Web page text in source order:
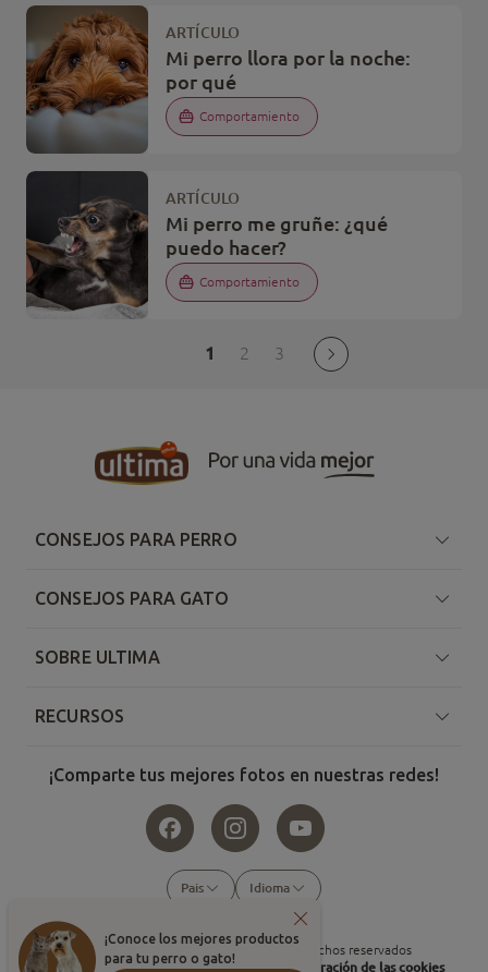
ARTÍCULO
Mi perro llora por la noche:
por qué
Comportamiento
ARTÍCULO
Mi perro me gruñe: ¿qué
puedo hacer?
Comportamiento
1 2 3
¡Conoce los mejores productos
para tu perro o gato!
CONSEJOS PARA PERRO
CONSEJOS PARA GATO
SOBRE ULTIMA
RECURSOS
¡Comparte tus mejores fotos en nuestras redes!
Pais Idioma
2026 , Affinity Petcare. Todos los derechos reservados
Condiciones de usoPolítica de cookiesConfiguración de las cookies